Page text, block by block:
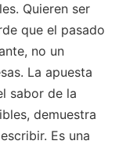
Quieren ser
que el pasado
no un
La apuesta
sabor de la
demuestra
Es una